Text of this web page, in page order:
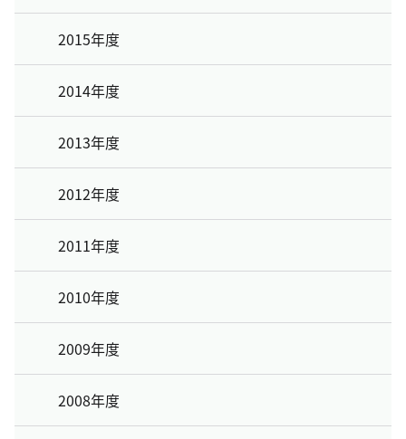
2015年度
2014年度
2013年度
2012年度
2011年度
2010年度
2009年度
2008年度